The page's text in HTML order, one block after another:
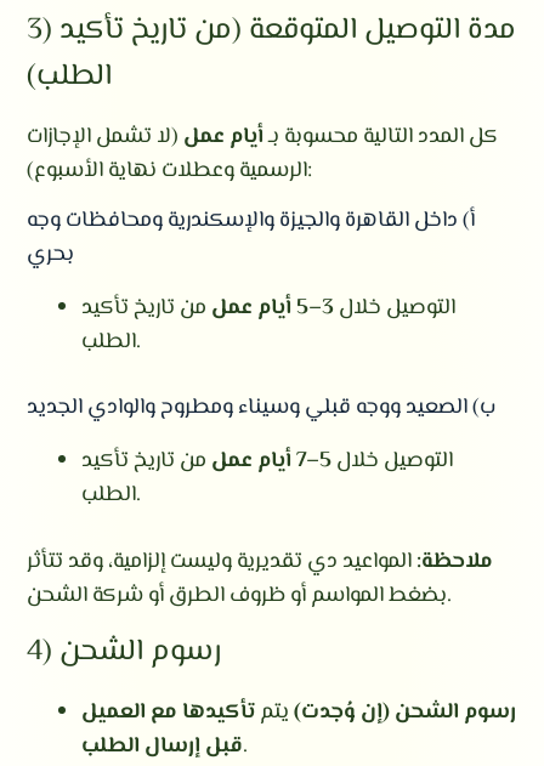
3) مدة التوصيل المتوقعة (من تاريخ تأكيد
الطلب)
كل المدد التالية محسوبة بـأيام عمل (لا تشمل الإجازات
الرسمية وعطلات نهاية الأسبوع):
أ) داخل القاهرة والجيزة والإسكندرية ومحافظات وجه
بحري
التوصيل خلال3–5 أيام عمل
من تاريخ تأكيد
الطلب.
ب) الصعيد ووجه قبلي وسيناء ومطروح والوادي الجديد
التوصيل خلال5–7 أيام عمل
من تاريخ تأكيد
الطلب.
ملاحظة:المواعيد دي تقديرية وليست إلزامية، وقد تتأثر
بضغط المواسم أو ظروف الطرق أو شركة الشحن.
4) رسوم الشحن
رسوم الشحن (إن وُجدت)يتمتأكيدها مع العميل
قبل إرسال الطلب.